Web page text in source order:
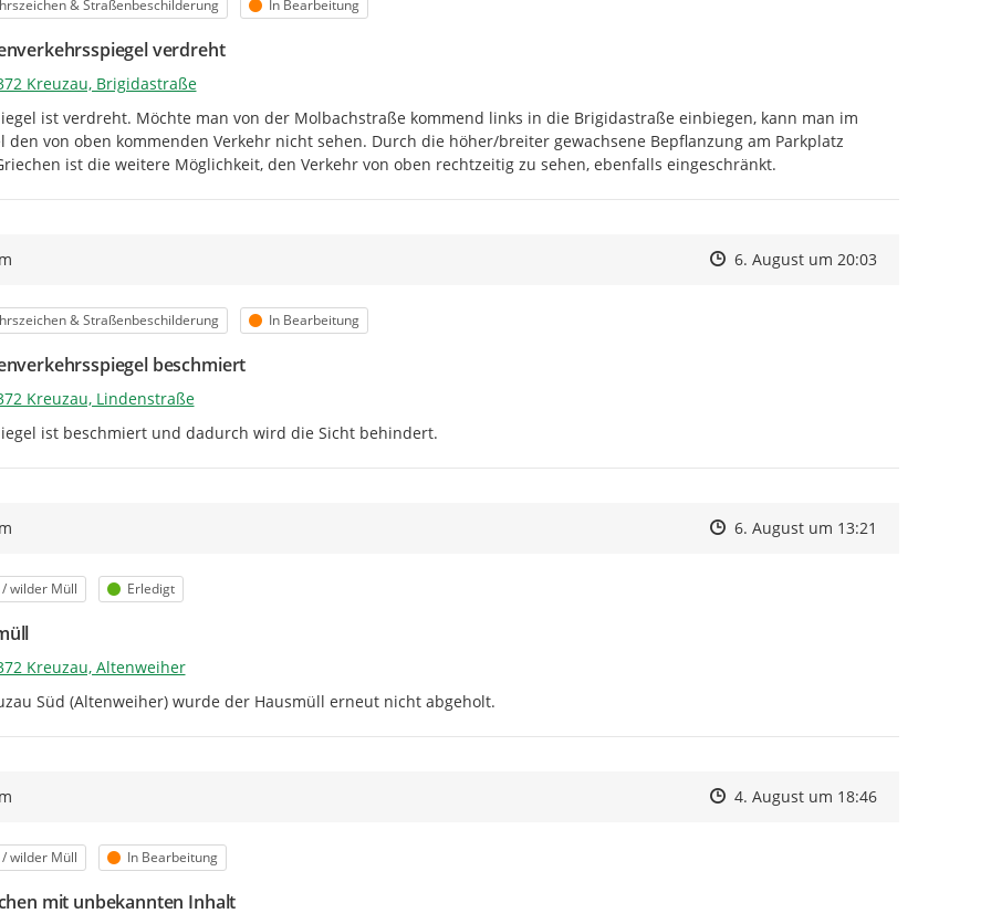
das "+" im BereichBild anfügen.
gemeldeten Mängel schnellstmöglich zu bearbeiten.
& Straßenbeschilderung Status
In Bearbeitung
verdreht
Kreuzau, Brigidastraße
ist verdreht. Möchte man von der Molbachstraße kommend links in die Brigidastraße einbiegen, kann man im
den von oben kommenden Verkehr nicht sehen. Durch die höher/breiter gewachsene Bepflanzung am Parkplatz
ist die weitere Möglichkeit, den Verkehr von oben rechtzeitig zu sehen, ebenfalls eingeschränkt.
Zeitpunkt des Erstellens
Zeitpunkt des Erstellens
6. August um 20:03Zur Äußerung
& Straßenbeschilderung Status
In Bearbeitung
beschmiert
Kreuzau, Lindenstraße
ist beschmiert und dadurch wird die Sicht behindert.
Zeitpunkt des Erstellens
Zeitpunkt des Erstellens
6. August um 13:21
wilder Müll Status
Erledigt
Kreuzau, Altenweiher
Süd (Altenweiher) wurde der Hausmüll erneut nicht abgeholt.
Zeitpunkt des Erstellens
Zeitpunkt des Erstellens
4. August um 18:46Zur Äußerung
wilder Müll Status
In Bearbeitung
mit unbekannten Inhalt